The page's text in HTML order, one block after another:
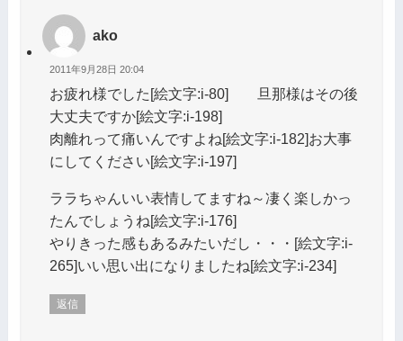
ako
2011年9月28日 20:04
お疲れ様でした[絵文字:i-80] 旦那様はその後
大丈夫ですか[絵文字:i-198]
肉離れって痛いんですよね[絵文字:i-182]お大事
にしてください[絵文字:i-197]
ララちゃんいい表情してますね～凄く楽しかっ
たんでしょうね[絵文字:i-176]
やりきった感もあるみたいだし・・・[絵文字:i-
265]いい思い出になりましたね[絵文字:i-234]
返信